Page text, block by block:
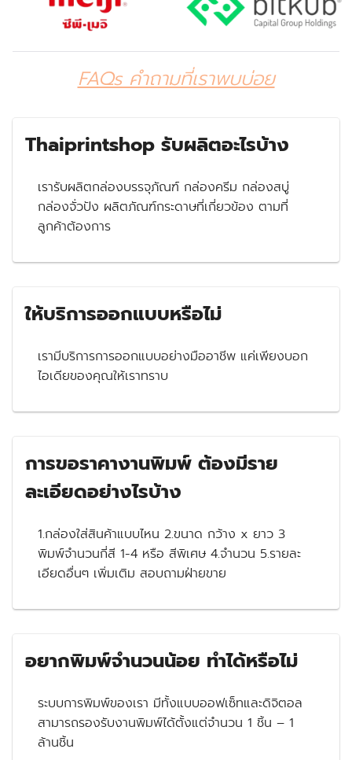
FAQs คำถามที่เราพบบ่อย
Thaiprintshop รับผลิตอะไรบ้าง
เรารับผลิตกล่องบรรจุภัณฑ์ กล่องครีม กล่องสบู่
กล่องจั่วปัง ผลิตภัณฑ์กระดาษที่เกี่ยวข้อง ตามที่
ลูกค้าต้องการ
ให้บริการออกแบบหรือไม่
เรามีบริการการออกแบบอย่างมืออาชีพ แค่เพียงบอก
ไอเดียของคุณให้เราทราบ
การขอราคางานพิมพ์ ต้องมีราย
ละเอียดอย่างไรบ้าง
1.กล่องใส่สินค้าแบบไหน 2.ขนาด กว้าง x ยาว 3
พิมพ์จำนวนกี่สี 1-4 หรือ สีพิเศษ 4.จำนวน 5.รายละ
เอียดอื่นๆ เพิ่มเติม สอบถามฝ่ายขาย
อยากพิมพ์จำนวนน้อย ทำได้หรือไม่
ระบบการพิมพ์ของเรา มีทั้งแบบออฟเซ็ทและดิจิตอล
สามารถรองรับงานพิมพ์ได้ตั้งแต่จำนวน 1 ชิ้น – 1
ล้านชิ้น